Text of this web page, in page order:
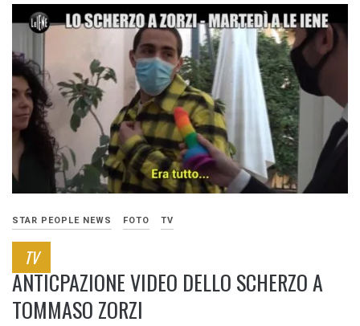
STAR PEOPLE NEWS FOTO TV
TV
ANTICPAZIONE VIDEO DELLO SCHERZO A
TOMMASO ZORZI